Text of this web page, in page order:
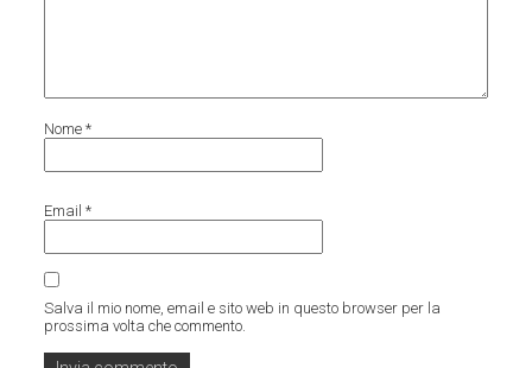
Nome*
Email*
Salva il mio nome, email e sito web in questo browser per la
prossima volta che commento.